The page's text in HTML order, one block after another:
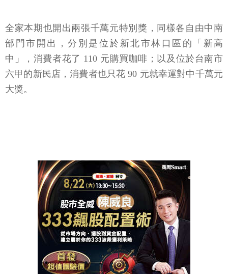
全家本期也開出兩張千萬元特別獎，同樣各自由中南
部門市開出，分別是位於新北市林口區的「新高
中」，消費者花了 110 元購買咖啡；以及位於台南市
六甲的新民店，消費者也只花 90 元就幸運對中千萬元
大獎。